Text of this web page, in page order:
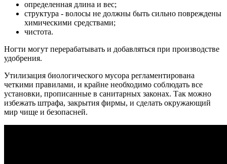
определенная длина и вес;
структура - волосы не должны быть сильно повреждены
химическими средствами;
чистота.
Ногти могут перерабатывать и добавляться при производстве
удобрения.
Утилизация биологического мусора регламентирована
четкими правилами, и крайне необходимо соблюдать все
установки, прописанные в санитарных законах. Так можно
избежать штрафа, закрытия фирмы, и сделать окружающий
мир чище и безопасней.